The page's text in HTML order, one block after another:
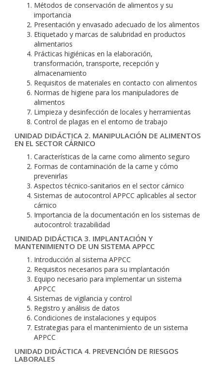
Métodos de conservación de alimentos y su
importancia
Presentación y envasado adecuado de los alimentos
Etiquetado y marcas de salubridad en productos
alimentarios
Prácticas higiénicas en la elaboración,
transformación, transporte, recepción y
almacenamiento
Requisitos de materiales en contacto con alimentos
Normas de higiene para los manipuladores de
alimentos
Limpieza y desinfección de locales y herramientas
Control de plagas en el entorno de trabajo
UNIDAD DIDÁCTICA 2. MANIPULACIÓN DE ALIMENTOS
EN EL SECTOR CÁRNICO
Características de la carne como alimento seguro
Formas de contaminación de la carne y cómo
prevenirlas
Aspectos técnico-sanitarios en el sector cárnico
Sistemas de autocontrol APPCC aplicables al sector
cárnico
Importancia de la documentación en los sistemas de
autocontrol: trazabilidad
UNIDAD DIDÁCTICA 3. IMPLANTACIÓN Y
MANTENIMIENTO DE UN SISTEMA APPCC
Introducción al sistema APPCC
Requisitos necesarios para su implantación
Equipo necesario para implementar un sistema
APPCC
Sistemas de vigilancia y control
Registro y análisis de datos
Condiciones de instalaciones y equipos
Estrategias para el mantenimiento de un sistema
APPCC
UNIDAD DIDÁCTICA 4. PREVENCIÓN DE RIESGOS
LABORALES